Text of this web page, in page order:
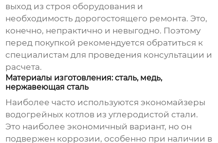
выход из строя оборудования и
необходимость дорогостоящего ремонта. Это,
конечно, непрактично и невыгодно. Поэтому
перед покупкой рекомендуется обратиться к
специалистам для проведения консультации и
расчета.
Материалы изготовления: сталь, медь,
нержавеющая сталь
Наиболее часто используютсяэкономайзеры
водогрейных котлов из углеродистой стали.
Это наиболее экономичный вариант, но он
подвержен коррозии, особенно при наличии в